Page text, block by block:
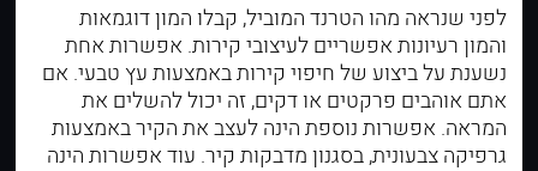
לפני שנראה מהו הטרנד המוביל, קבלו המון דוגמאות
והמון רעיונות אפשריים לעיצובי קירות. אפשרות אחת
נשענת על ביצוע של חיפוי קירות באמצעות עץ טבעי. אם
אתם אוהבים פרקטים או דקים, זה יכול להשלים את
המראה. אפשרות נוספת הינה לעצב את הקיר באמצעות
גרפיקה צבעונית, בסגנון מדבקות קיר. עוד אפשרות הינה